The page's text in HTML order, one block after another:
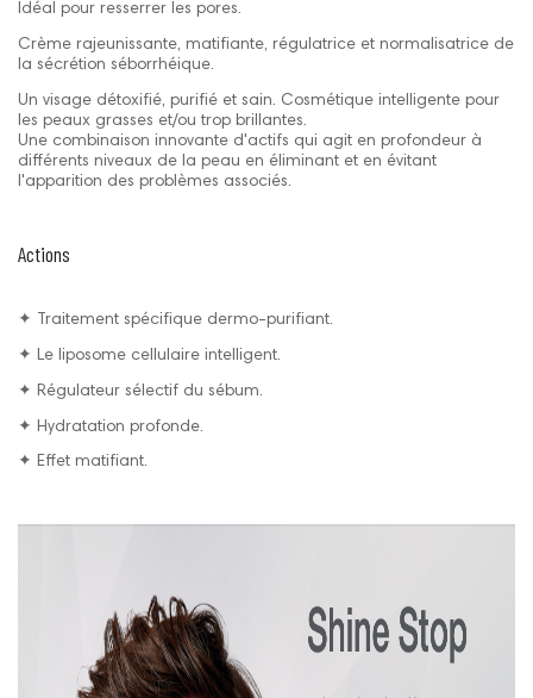
Idéal pour resserrer les pores.
Crème rajeunissante, matifiante, régulatrice et normalisatrice de
la sécrétion séborrhéique.
Un visage détoxifié, purifié et sain. Cosmétique intelligente pour
les peaux grasses et/ou trop brillantes.
Une combinaison innovante d'actifs qui agit en profondeur à
différents niveaux de la peau en éliminant et en évitant
l'apparition des problèmes associés.
Actions
✦ Traitement spécifique dermo-purifiant.
✦ Le liposome cellulaire intelligent.
✦ Régulateur sélectif du sébum.
✦ Hydratation profonde.
✦ Effet matifiant.